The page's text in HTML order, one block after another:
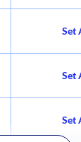
Set
Set
Set